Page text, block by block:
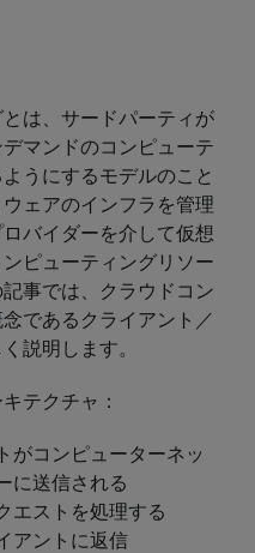
は、サードパーティが
マンドのコンピューテ
うにするモデルのこと
ェアのインフラを管理
バイダーを介して仮想
ピューティングリソー
事では、クラウドコン
であるクライアント／
説明します。
テクチャ：
がコンピューターネッ
に送信される
エストを処理する
アントに返信